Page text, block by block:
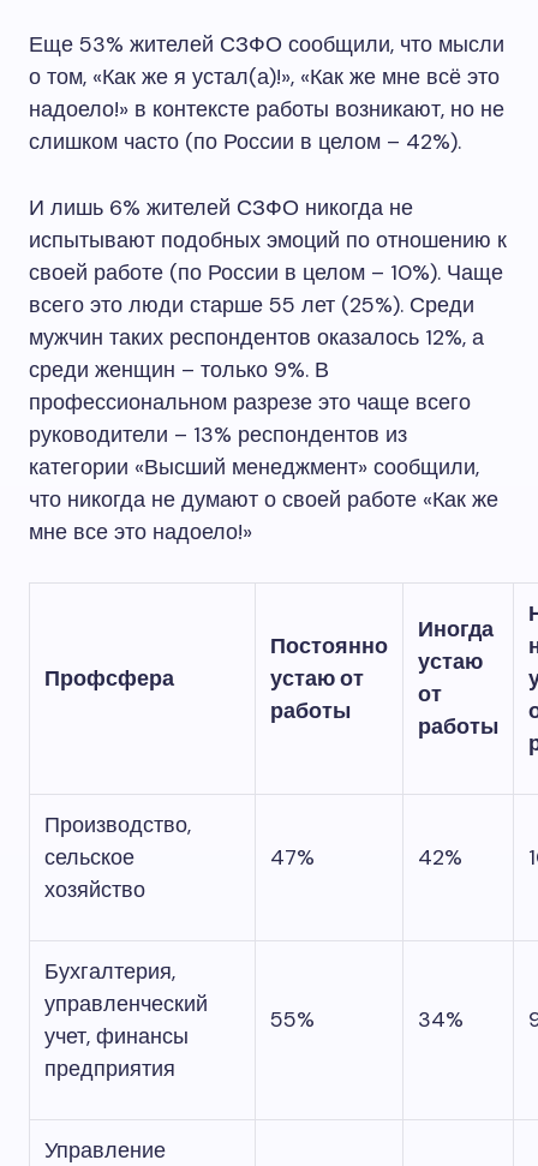
Еще 53% жителей СЗФО сообщили, что мысли
о том, «Как же я устал(а)!», «Как же мне всё это
надоело!» в контексте работы возникают, но не
слишком часто (по России в целом – 42%).
И лишь 6% жителей СЗФО никогда не
испытывают подобных эмоций по отношению к
своей работе (по России в целом – 10%). Чаще
всего это люди старше 55 лет (25%). Среди
мужчин таких респондентов оказалось 12%, а
среди женщин – только 9%. В
профессиональном разрезе это чаще всего
руководители – 13% респондентов из
категории «Высший менеджмент» сообщили,
что никогда не думают о своей работе «Как же
мне все это надоело!»
Профсфера
Постоянно
устаю от
работы
Иногда
устаю
от
работы
Производство,
сельское
хозяйство
47% 42%
Бухгалтерия,
управленческий
учет, финансы
предприятия
55% 34%
Управление